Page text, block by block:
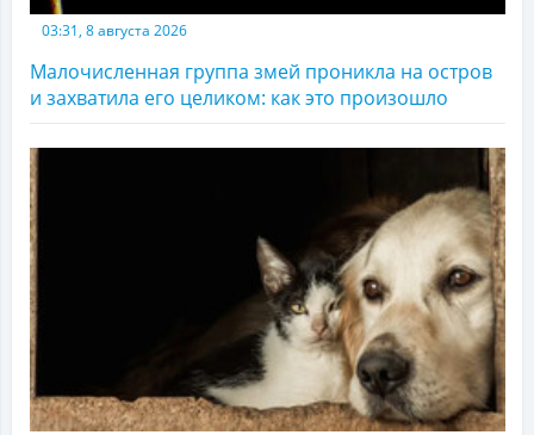
03:31, 8 августа 2026
Малочисленная группа змей проникла на остров
и захватила его целиком: как это произошло